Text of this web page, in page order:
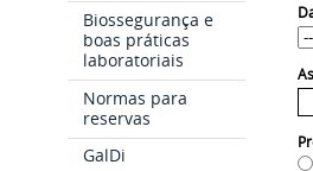
Biossegurança e
boas práticas
laboratoriais
Normas para
reservas
GalDi
Ano
Dia